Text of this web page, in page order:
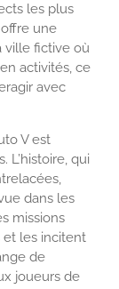
les plus
une
ville fictive où
activités, ce
avec
V est
L’histoire, qui
dans les
missions
et les incitent
de
joueurs de